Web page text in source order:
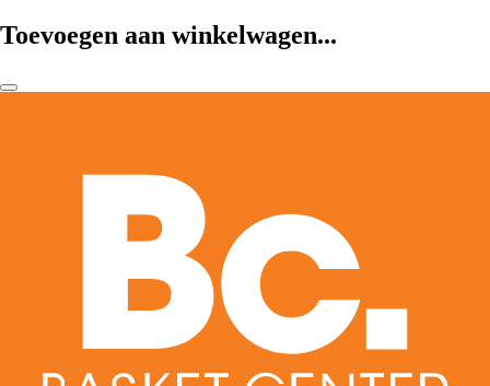
Toevoegen aan winkelwagen...